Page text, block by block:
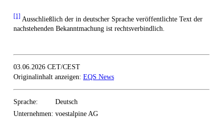
[1]
Ausschließlich der in deutscher Sprache veröffentlichte Text der
nachstehenden Bekanntmachung ist rechtsverbindlich.
03.06.2026 CET/CEST
Originalinhalt anzeigen: EQS News
Sprache:
Deutsch
Unternehmen: voestalpine AG